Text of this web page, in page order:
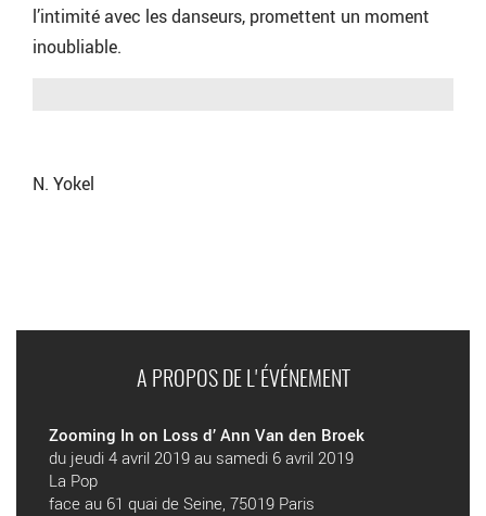
l’intimité avec les danseurs, promettent un moment
inoubliable.
N. Yokel
A PROPOS DE L'ÉVÉNEMENT
Zooming In on Loss d’ Ann Van den Broek
du jeudi 4 avril 2019 au samedi 6 avril 2019
La Pop
face au 61 quai de Seine, 75019 Paris